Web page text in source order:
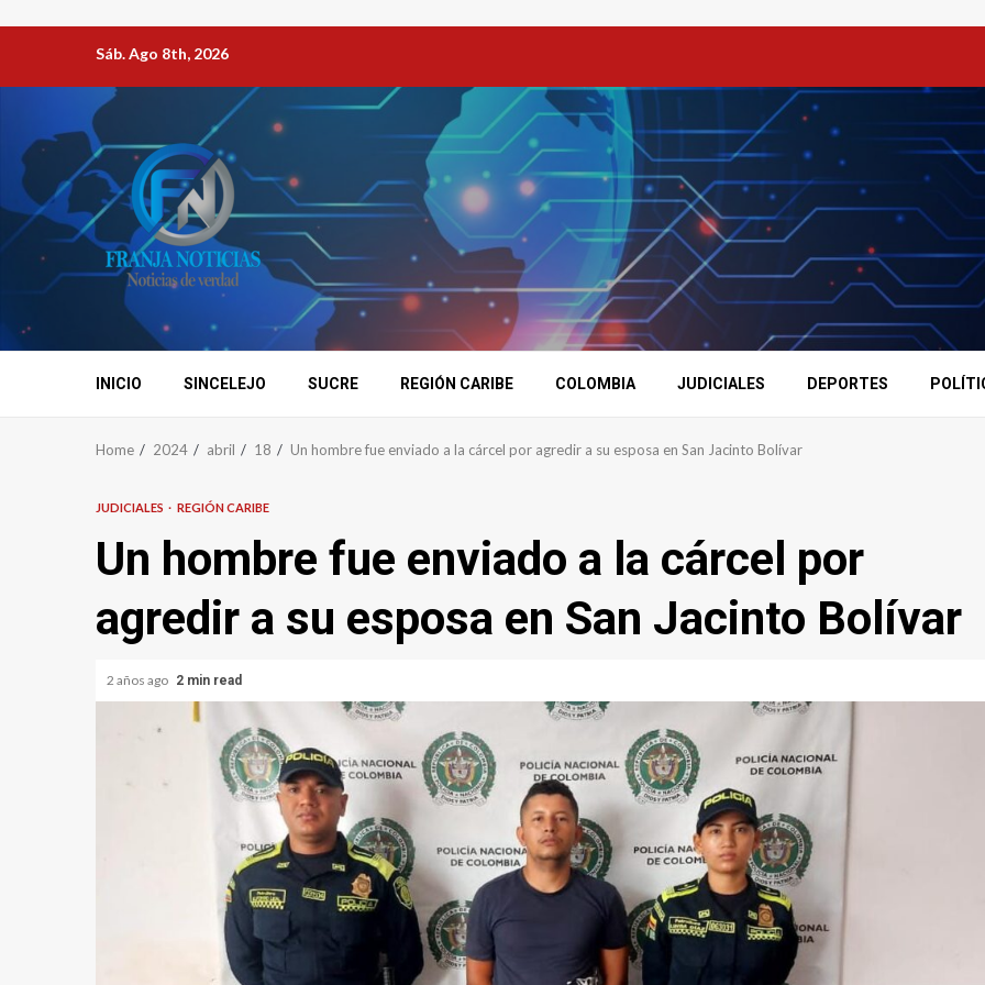
Sáb. Ago 8th, 2026
INICIO SINCELEJO SUCRE REGIÓN CARIBE COLOMBIA JUDICIALES DEPORTES
Home 2024 abril 18 Un hombre fue enviado a la cárcel por agredir a su esposa en San Jacinto Bolívar
JUDICIALES REGIÓN CARIBE
Un hombre fue enviado a la cárcel por
agredir a su esposa en San Jacinto Bolívar
2 años ago 2 min read